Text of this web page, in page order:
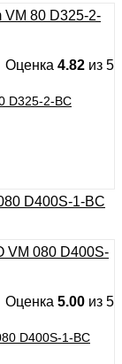
Оценка 4.82 из 5
D325-2-BC
Оценка 5.00 из 5
D400S-1-BC